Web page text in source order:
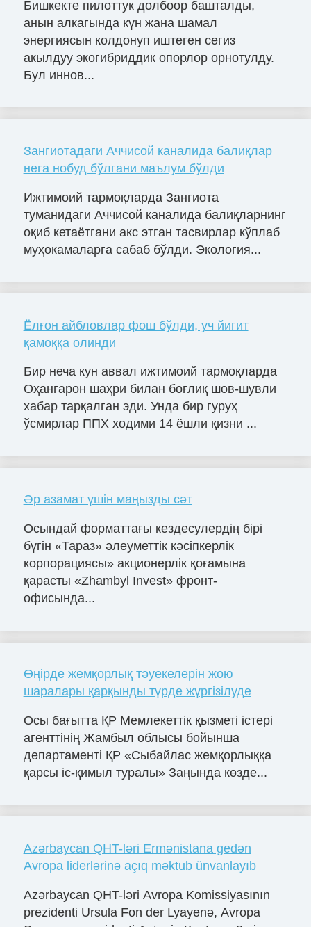
Бишкекте пилоттук долбоор башталды,
анын алкагында күн жана шамал
энергиясын колдонуп иштеген сегиз
акылдуу экогибриддик опорлор орнотулду.
Бул иннов...
Зангиотадаги Аччисой каналида балиқлар
нега нобуд бўлгани маълум бўлди
Ижтимоий тармоқларда Зангиота
туманидаги Аччисой каналида балиқларнинг
оқиб кетаётгани акс этган тасвирлар кўплаб
муҳокамаларга сабаб бўлди. Экология...
Ёлғон айбловлар фош бўлди, уч йигит
қамоққа олинди
Бир неча кун аввал ижтимоий тармоқларда
Оҳангарон шаҳри билан боғлиқ шов-шувли
хабар тарқалган эди. Унда бир гуруҳ
ўсмирлар ППХ ходими 14 ёшли қизни ...
Әр азамат үшін маңызды сәт
Осындай форматтағы кездесулердің бірі
бүгін «Тараз» әлеуметтік кәсіпкерлік
корпорациясы» акционерлік қоғамына
қарасты «Zhambyl Invest» фронт-
офисында...
Өңірде жемқорлық тәуекелерін жою
шаралары қарқынды түрде жүргізілуде
Осы бағытта ҚР Мемлекеттік қызметі істері
агенттінің Жамбыл облысы бойынша
департаменті ҚР «Сыбайлас жемқорлыққа
қарсы іс-қимыл туралы» Заңында көзде...
Azərbaycan QHT-ləri Ermənistana gedən
Avropa liderlərinə açıq məktub ünvanlayıb
Azərbaycan QHT-ləri Avropa Komissiyasının
prezidenti Ursula Fon der Lyayenə, Avropa